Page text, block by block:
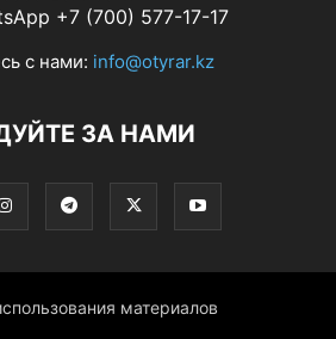
+7 (700) 577-17-17
с нами: info@otyrar.kz
ЗА НАМИ
материалов